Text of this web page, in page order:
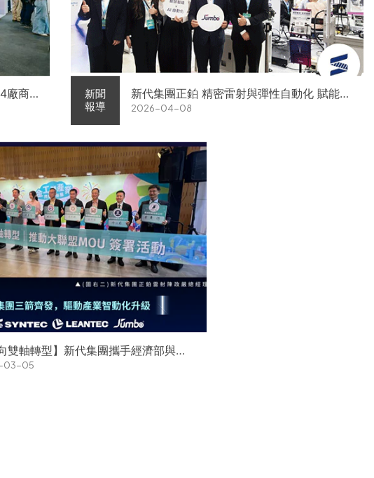
廠商
新聞
報導
新代集團正鉑 精密雷射與彈性自動化 賦能智
慧智造解方電子展亮相
2026-04-08
雙軸轉型】新代集團攜手經濟部與金
簽署MOU 領航 AI機器人智慧智造
03-05